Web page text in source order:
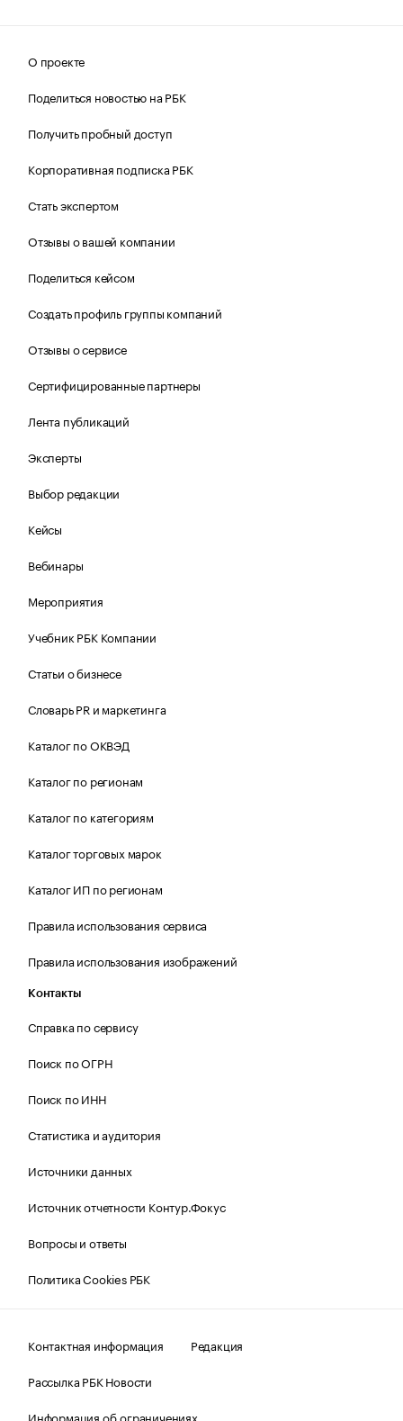
О проекте
Поделиться новостью на РБК
Получить пробный доступ
Корпоративная подписка РБК
Стать экспертом
Отзывы о вашей компании
Поделиться кейсом
Создать профиль группы компаний
Отзывы о сервисе
Сертифицированные партнеры
Лента публикаций
Эксперты
Выбор редакции
Кейсы
Вебинары
Мероприятия
Учебник РБК Компании
Статьи о бизнесе
Словарь PR и маркетинга
Каталог по ОКВЭД
Каталог по регионам
Каталог по категориям
Каталог торговых марок
Каталог ИП по регионам
Правила использования сервиса
Правила использования изображений
Контакты
Справка по сервису
Поиск по ОГРН
Поиск по ИНН
Статистика и аудитория
Источники данных
Источник отчетности Контур.Фокус
Вопросы и ответы
Политика Cookies РБК
Контактная информация
Редакция
Рассылка РБК Новости
Информация об ограничениях